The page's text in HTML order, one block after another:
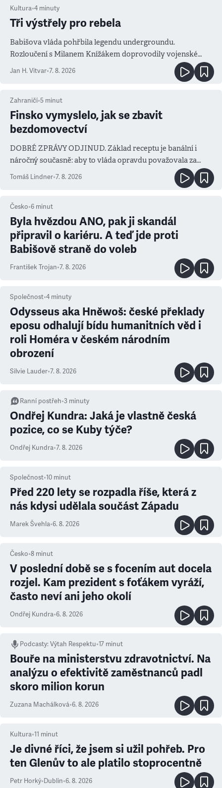
Kultura•4 minuty
Tři výstřely pro rebela
Babišova vláda pohřbila legendu undergroundu.
Rozloučení s Milanem Knížákem doprovodily vojenské
salvy i kritika pokrokářů
Jan H. Vitvar•7. 8. 2026
Zahraničí•5 minut
Finsko vymyslelo, jak se zbavit
bezdomovectví
DOBRÉ ZPRÁVY ODJINUD. Základ receptu je banální i
náročný současně: aby to vláda opravdu považovala za
prioritu
Tomáš Lindner•7. 8. 2026
Česko•6 minut
Byla hvězdou ANO, pak ji skandál
připravil o kariéru. A teď jde proti
Babišově straně do voleb
František Trojan•7. 8. 2026
Společnost•4 minuty
Odysseus aka Hněwoš: české překlady
eposu odhalují bídu humanitních věd i
roli Homéra v českém národním
obrození
Silvie Lauder•7. 8. 2026
Ranní postřeh•3 minuty
Ondřej Kundra: Jaká je vlastně česká
pozice, co se Kuby týče?
Ondřej Kundra•7. 8. 2026
Společnost•10 minut
Před 220 lety se rozpadla říše, která z
nás kdysi udělala součást Západu
Marek Švehla•6. 8. 2026
Česko•8 minut
V poslední době se s focením aut docela
rozjel. Kam prezident s foťákem vyráží,
často neví ani jeho okolí
Ondřej Kundra•6. 8. 2026
Podcasty:Výtah Respektu•17 minut
Bouře na ministerstvu zdravotnictví. Na
analýzu o efektivitě zaměstnanců padl
skoro milion korun
Zuzana Machálková•6. 8. 2026
Kultura•11 minut
Je divné říci, že jsem si užil pohřeb. Pro
ten Glenův to ale platilo stoprocentně
Petr Horký•Dublin•6. 8. 2026